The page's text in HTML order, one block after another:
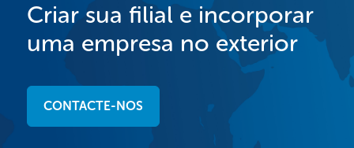
Criar sua filial e incorporar
uma empresa no exterior
CONTACTE-NOS